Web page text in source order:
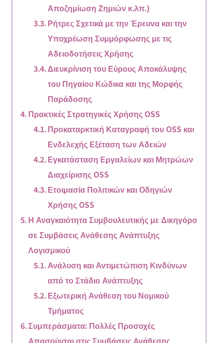
Αποζημίωση Ζημιών κ.λπ.)
Ρήτρες Σχετικά με την Έρευνα και την
Υποχρέωση Συμμόρφωσης με τις
Αδειοδοτήσεις Χρήσης
Διευκρίνιση του Εύρους Αποκάλυψης
του Πηγαίου Κώδικα και της Μορφής
Παράδοσης
Πρακτικές Στρατηγικές Χρήσης OSS
Προκαταρκτική Καταγραφή του OSS και
Ενδελεχής Εξέταση των Αδειών
Εγκατάσταση Εργαλείων και Μητρώων
Διαχείρισης OSS
Ετοιμασία Πολιτικών και Οδηγιών
Χρήσης OSS
Η Αναγκαιότητα Συμβουλευτικής με Δικηγόρο
σε Συμβάσεις Ανάθεσης Ανάπτυξης
Λογισμικού
Ανάλυση και Αντιμετώπιση Κινδύνων
από το Στάδιο Ανάπτυξης
Εξωτερική Ανάθεση του Νομικού
Τμήματος
Συμπεράσματα: Πολλές Προσοχές
Απαιτούνται στις Συμβάσεις Ανάθεσης